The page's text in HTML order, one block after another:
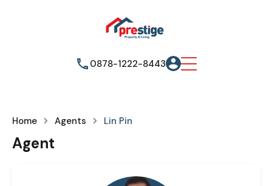
0878-1222-8443
Home Agents Lin Pin
Agent